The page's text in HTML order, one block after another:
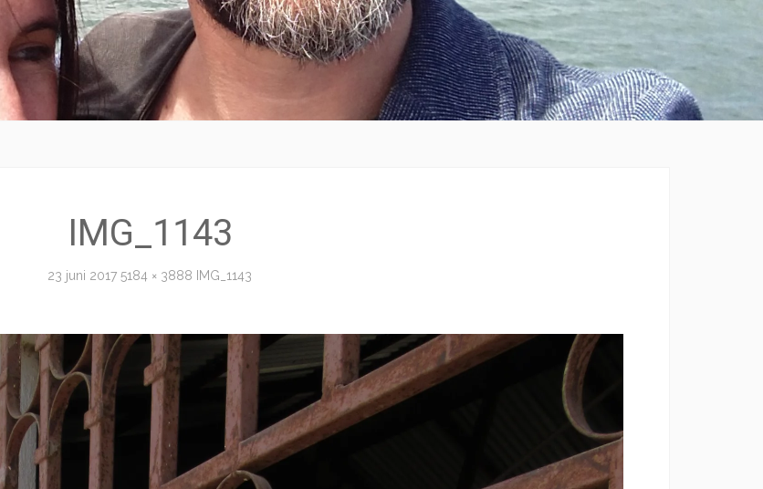
IMG_1143
23 juni 2017 5184 × 3888 IMG_1143